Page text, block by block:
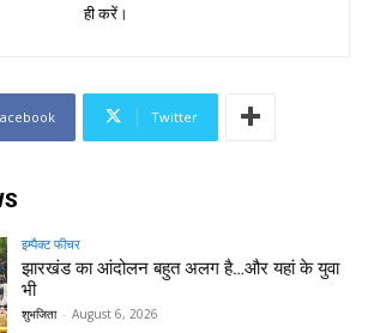
ही करें।
Twitter
इम्पैक्ट फीचर
झारखंड का आंदोलन बहुत अलग है…और यहां के युवा
भी
शुभजिता - August 6, 2026